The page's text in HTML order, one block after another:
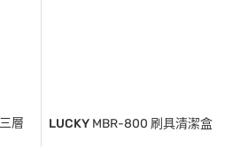
層
LUCKY MBR-800 刷具清潔盒